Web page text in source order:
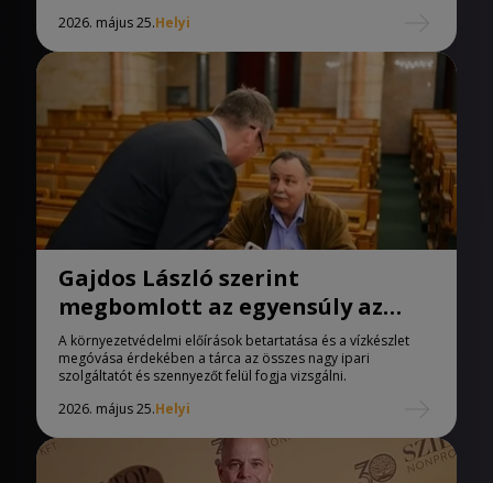
2026. május 25.Helyi
Gajdos László szerint
megbomlott az egyensúly az
ipar és a környezetvédelem
között
A környezetvédelmi előírások betartatása és a vízkészlet
megóvása érdekében a tárca az összes nagy ipari
szolgáltatót és szennyezőt felül fogja vizsgálni.
2026. május 25.Helyi